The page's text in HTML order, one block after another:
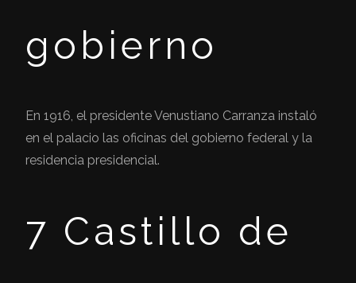
gobierno
En 1916, el presidente Venustiano Carranza instaló
en el palacio las oficinas del gobierno federal y la
residencia presidencial.
7 Castillo de